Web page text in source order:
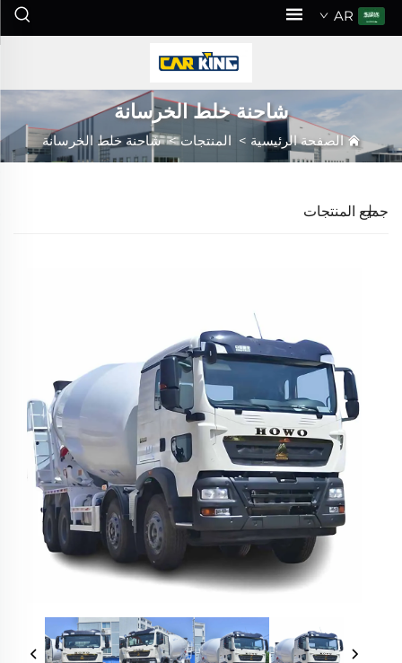
AR
شاحنة خلط الخرسانة
الصفحة الرئيسية > المنتجات>شاحنة خلط الخرسانة
جميع المنتجات